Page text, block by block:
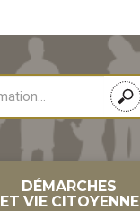
DÉMARCHES
ET VIE CITOYENNE